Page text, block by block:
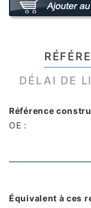
DÉLAI DE
Référence
OE :
Équivalent à ces